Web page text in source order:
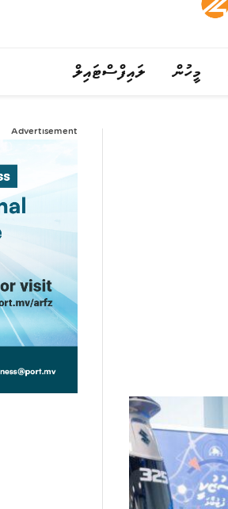
މީހުން ލައިފްސްޓައިލް
Advertisement